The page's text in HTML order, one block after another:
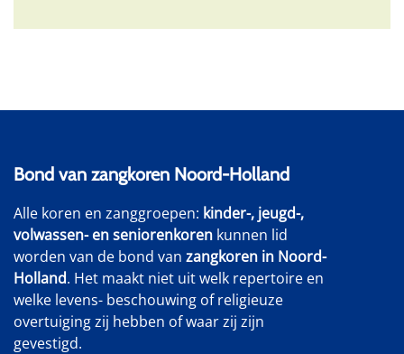
Bond van zangkoren Noord-Holland
Alle koren en zanggroepen: kinder-, jeugd-,
volwassen- en seniorenkoren kunnen lid
worden van de bond van zangkoren in Noord-
Holland. Het maakt niet uit welk repertoire en
welke levens- beschouwing of religieuze
overtuiging zij hebben of waar zij zijn
gevestigd.